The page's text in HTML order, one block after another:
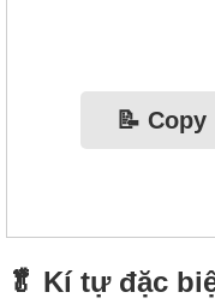
📝 Copy
🥬 Kí tự đặc